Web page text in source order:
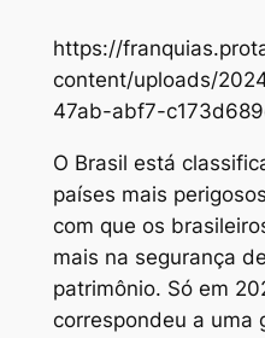
https://
content/uploads/
47ab-abf7-
O Brasil está
países mais
com que os
mais na segurança
patrimônio. Só em
correspondeu a uma